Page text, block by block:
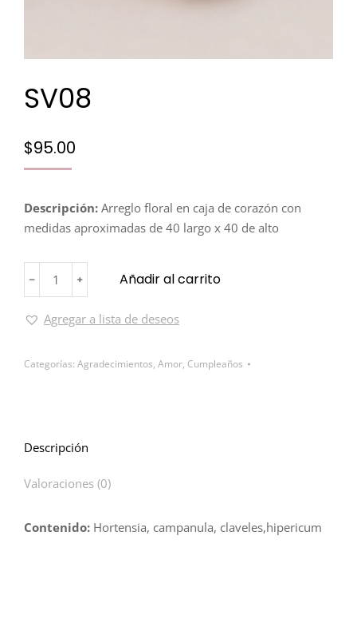
SV08
$95.00
Descripción: Arreglo floral en caja de corazón con
medidas aproximadas de 40 largo x 40 de alto
﹣ ﹢ Añadir al carrito
Agregar a lista de deseos
Categorías: Agradecimientos, Amor, Cumpleaños
Descripción
Valoraciones (0)
Contenido: Hortensia, campanula, claveles,hipericum